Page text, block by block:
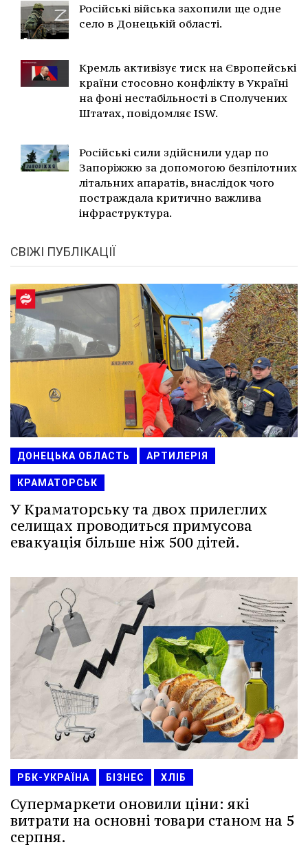
Російські війська захопили ще одне
село в Донецькій області.
Кремль активізує тиск на Європейські
країни стосовно конфлікту в Україні
на фоні нестабільності в Сполучених
Штатах, повідомляє ISW.
Російські сили здійснили удар по
Запоріжжю за допомогою безпілотних
літальних апаратів, внаслідок чого
постраждала критично важлива
інфраструктура.
СВІЖІ ПУБЛІКАЦІЇ
ДОНЕЦЬКА ОБЛАСТЬ АРТИЛЕРІЯ
КРАМАТОРСЬК
У Краматорську та двох прилеглих
селищах проводиться примусова
евакуація більше ніж 500 дітей.
РБК-УКРАЇНА БІЗНЕС ХЛІБ
Супермаркети оновили ціни: які
витрати на основні товари станом на 5
серпня.